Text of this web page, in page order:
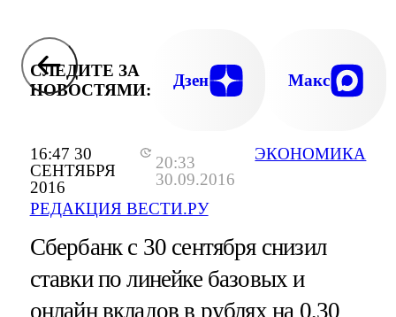
16:47 30
СЕНТЯБРЯ
2016
20:33
30.09.2016
РЕДАКЦИЯ ВЕСТИ.РУ
ЭКОНОМИКА
СЛЕДИТЕ ЗА
НОВОСТЯМИ:
Дзен Макс
Сбербанк с 30 сентября снизил
ставки по линейке базовых и
онлайн вкладов в рублях на 0,30